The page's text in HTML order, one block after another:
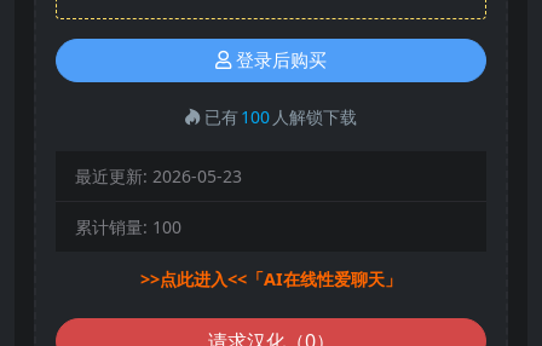
登录后购买
已有100 人解锁下载
最近更新: 2026-05-23
累计销量: 100
>>点此进入<<「AI在线性爱聊天」